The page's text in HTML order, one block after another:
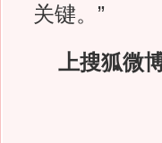
关键。”
上搜狐微